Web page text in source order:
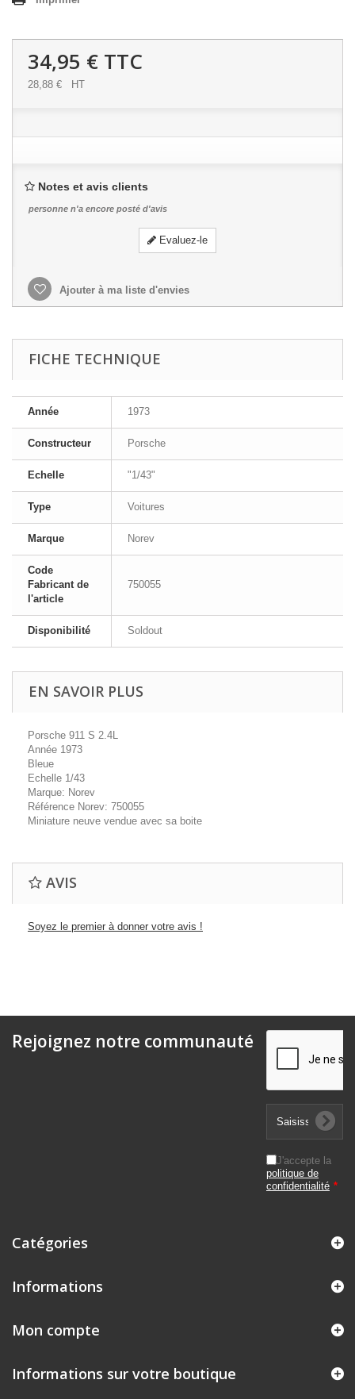
34,95 € TTC
28,88 € HT
Notes et avis clients
personne n'a encore posté d'avis
Evaluez-le
Ajouter à ma liste d'envies
FICHE TECHNIQUE
Année 1973
Constructeur Porsche
Echelle "1/43"
Type Voitures
Marque Norev
Code
Fabricant de
l'article
750055
Disponibilité Soldout
EN SAVOIR PLUS
Porsche 911 S 2.4L
Année 1973
Bleue
Echelle 1/43
Marque: Norev
Référence Norev: 750055
Miniature neuve vendue avec sa boite
AVIS
Soyez le premier à donner votre avis !
Rejoignez notre communauté
J'accepte la
politique de
confidentialité *
Catégories
Informations
Mon compte
Informations sur votre boutique